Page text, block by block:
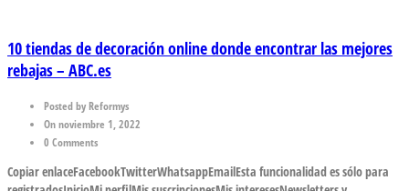
10 tiendas de decoración online donde encontrar las mejores
rebajas – ABC.es
Posted by Reformys
On noviembre 1, 2022
0 Comments
Copiar enlaceFacebookTwitterWhatsappEmailEsta funcionalidad es sólo para